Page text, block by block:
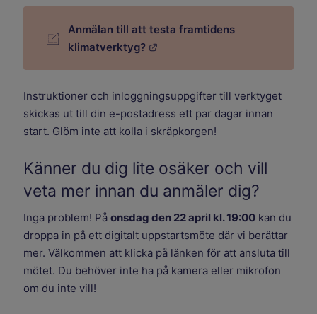
Anmälan till att testa framtidens
klimatverktyg?
Instruktioner och inloggningsuppgifter till verktyget
skickas ut till din e-postadress ett par dagar innan
start. Glöm inte att kolla i skräpkorgen!
Känner du dig lite osäker och vill
veta mer innan du anmäler dig?
Inga problem! Påonsdag den 22 april kl. 19:00 kan du
droppa in på ett digitalt uppstartsmöte där vi berättar
mer. Välkommen att klicka på länken för att ansluta till
mötet. Du behöver inte ha på kamera eller mikrofon
om du inte vill!